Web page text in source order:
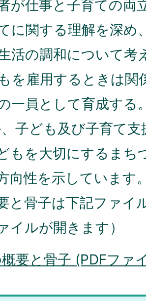
が仕事と子育ての両
に関する理解を深め
活の調和について考
を雇用するときは関
一員として育成する
子ども及び子育て
もを大切にするまち
向性を示しています
と骨子は下記ファイ
イルが開きます）
要と骨子 (PDFファ